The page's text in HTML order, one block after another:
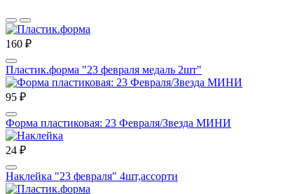
160 ₽
Пластик.форма "23 февраля медаль 2шт"
95 ₽
Форма пластиковая: 23 Февраля/Звезда МИНИ
24 ₽
Наклейка "23 февраля" 4шт,ассорти